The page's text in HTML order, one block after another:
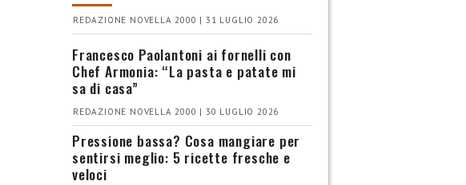
REDAZIONE NOVELLA 2000 | 31 LUGLIO 2026
Francesco Paolantoni ai fornelli con
Chef Armonia: “La pasta e patate mi
sa di casa”
REDAZIONE NOVELLA 2000 | 30 LUGLIO 2026
Pressione bassa? Cosa mangiare per
sentirsi meglio: 5 ricette fresche e
veloci